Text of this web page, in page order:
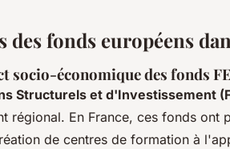
des fonds européens
socio-économique des fonds
Structurels et d'Investissement
régional. En France, ces fonds ont
de centres de formation à